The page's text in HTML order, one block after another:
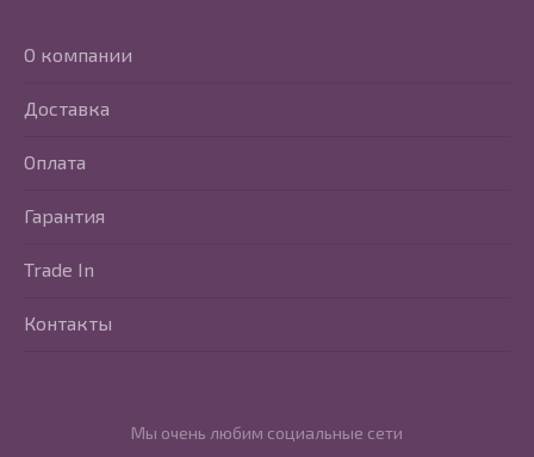
Мы очень любим социальные сети
О компании
Доставка
Оплата
Гарантия
Trade In
Контакты